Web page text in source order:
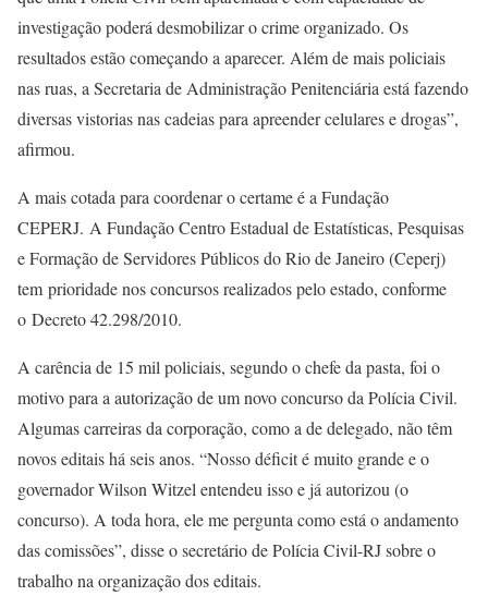
investigação poderá desmobilizar o crime organizado. Os
resultados estão começando a aparecer. Além de mais policiais
nas ruas, a Secretaria de Administração Penitenciária está fazendo
diversas vistorias nas cadeias para apreender celulares e drogas”,
afirmou.
A mais cotada para coordenar o certame é a Fundação
CEPERJ. A Fundação Centro Estadual de Estatísticas, Pesquisas
e Formação de Servidores Públicos do Rio de Janeiro (Ceperj)
tem prioridade nos concursos realizados pelo estado, conforme
o Decreto 42.298/2010.
A carência de 15 mil policiais, segundo o chefe da pasta, foi o
motivo para a autorização de um novo concurso da Polícia Civil.
Algumas carreiras da corporação, como a de delegado, não têm
novos editais há seis anos. “Nosso déficit é muito grande e o
governador Wilson Witzel entendeu isso e já autorizou (o
concurso). A toda hora, ele me pergunta como está o andamento
das comissões”, disse o secretário de Polícia Civil-RJ sobre o
trabalho na organização dos editais.